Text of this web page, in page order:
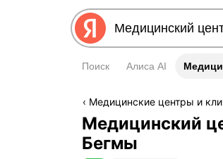
Поиск Алиса AI
Медицинские центры и
Медицинский
Бегмы
Информация об